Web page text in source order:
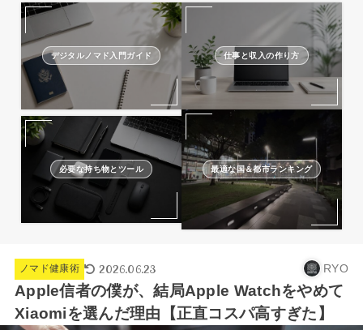
デジタルノマド入門ガイド 仕事と収入の作り方
必要な持ち物とツール 最適な国＆都市ランキング
ノマド健康術 2026.06.23 RYO
Apple信者の僕が、結局Apple Watchをやめて
Xiaomiを選んだ理由【正直コスパ高すぎた】